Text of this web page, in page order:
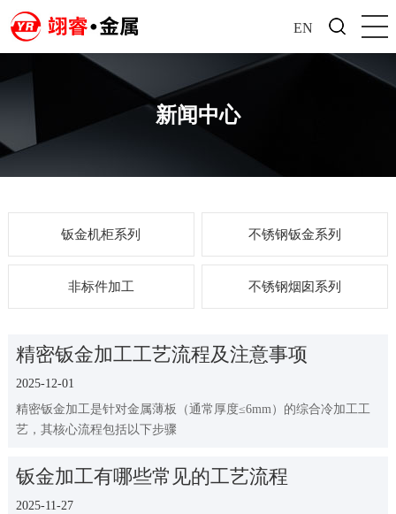
EN
新闻中心
钣金机柜系列 不锈钢钣金系列
非标件加工 不锈钢烟囱系列
精密钣金加工工艺流程及注意事项
2025-12-01
精密钣金加工是针对金属薄板（通常厚度≤6mm）的综合冷加工工
艺，其核心流程包括以下步骤
钣金加工有哪些常见的工艺流程
2025-11-27